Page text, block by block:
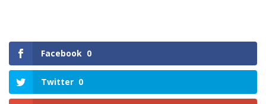
Facebook 0
Twitter 0